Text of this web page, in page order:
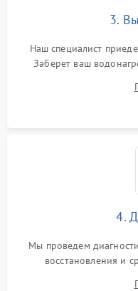
3.
Наш специалист
Заберет ваш
4.
Мы проведем
восстановления и